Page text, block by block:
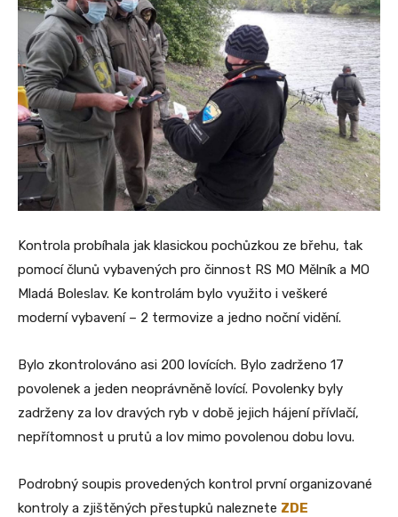
Kontrola probíhala jak klasickou pochůzkou ze břehu, tak
pomocí člunů vybavených pro činnost RS MO Mělník a MO
Mladá Boleslav. Ke kontrolám bylo využito i veškeré
moderní vybavení – 2 termovize a jedno noční vidění.
Bylo zkontrolováno asi 200 lovících. Bylo zadrženo 17
povolenek a jeden neoprávněně lovící. Povolenky byly
zadrženy za lov dravých ryb v době jejich hájení přívlačí,
nepřítomnost u prutů a lov mimo povolenou dobu lovu.
Podrobný soupis provedených kontrol první organizované
kontroly a zjištěných přestupků naleznete ZDE